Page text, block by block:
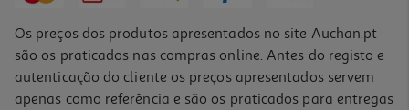
Os preços dos produtos apresentados no site Auchan.pt
são os praticados nas compras online. Antes do registo e
autenticação do cliente os preços apresentados servem
apenas como referência e são os praticados para entregas